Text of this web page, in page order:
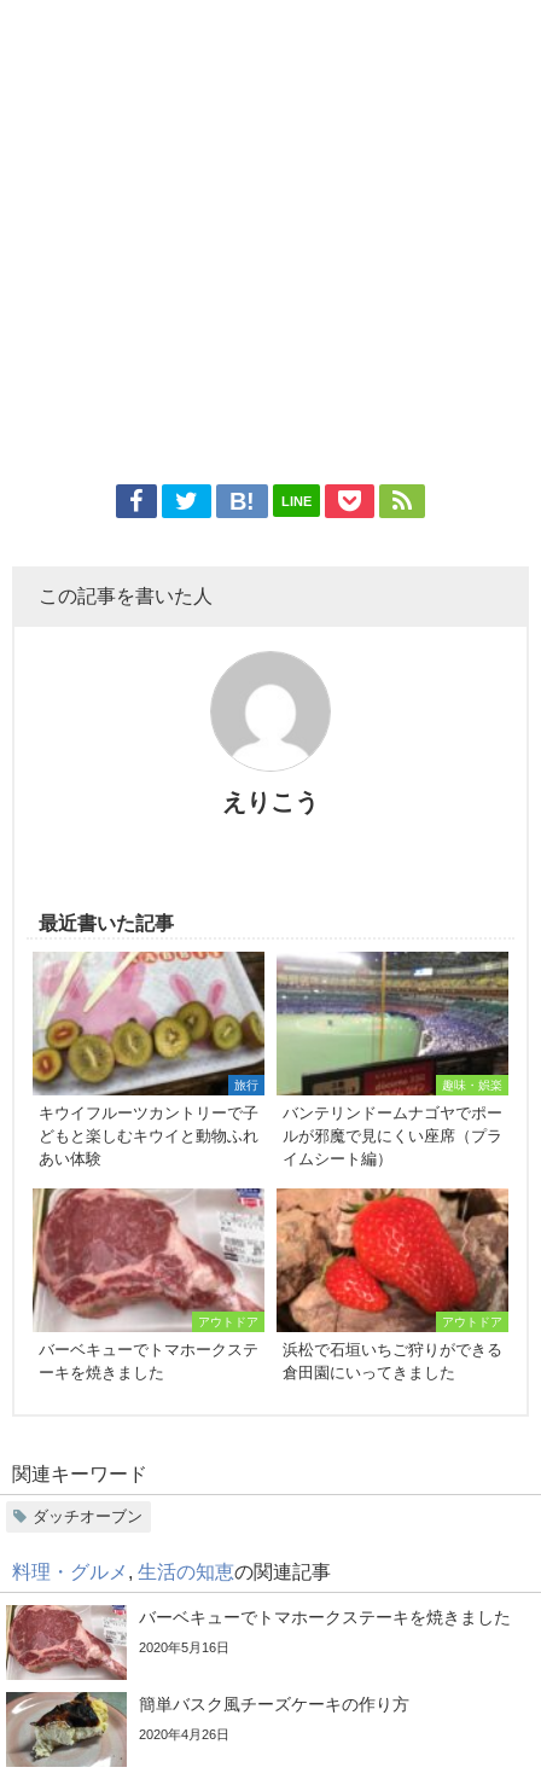
LINE
この記事を書いた人
えりこう
最近書いた記事
旅行
キウイフルーツカントリーで子
どもと楽しむキウイと動物ふれ
あい体験
趣味・娯楽
バンテリンドームナゴヤでポー
ルが邪魔で見にくい座席（プラ
イムシート編）
アウトドア
バーベキューでトマホークステ
ーキを焼きました
アウトドア
浜松で石垣いちご狩りができる
倉田園にいってきました
関連キーワード
ダッチオーブン
料理・グルメ 生活の知恵の関連記事
バーベキューでトマホークステーキを焼きました
2020年5月16日
簡単バスク風チーズケーキの作り方
2020年4月26日